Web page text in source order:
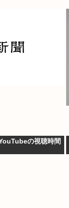
の視聴時間